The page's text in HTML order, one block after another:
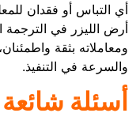
أي التباس أو فقدان
أرض الليزر في الترجمة
ومعاملاته بثقة
والسرعة في التنفيذ.
أسئلة شائعة